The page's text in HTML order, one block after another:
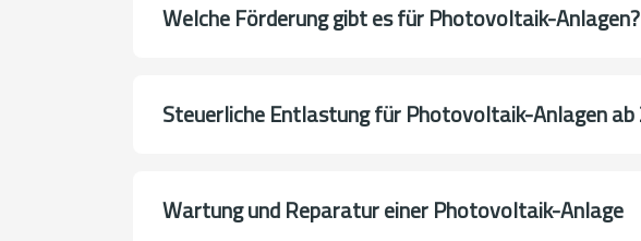
Welche Förderung gibt es für Photovoltaik-Anlagen?
Steuerliche Entlastung für Photovoltaik-Anlagen
Wartung und Reparatur einer Photovoltaik-Anlage